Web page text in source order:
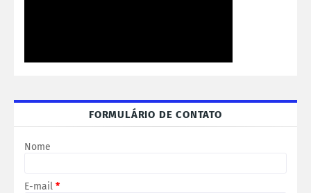
FORMULÁRIO DE CONTATO
Nome
E-mail *